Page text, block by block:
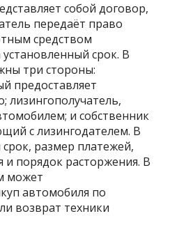
собой договор,
передаёт право
средством
срок. В
три стороны:
предоставляет
лизингополучатель,
и собственник
с лизингодателем. В
размер платежей,
и порядок расторжения. В
может
автомобиля по
возврат техники